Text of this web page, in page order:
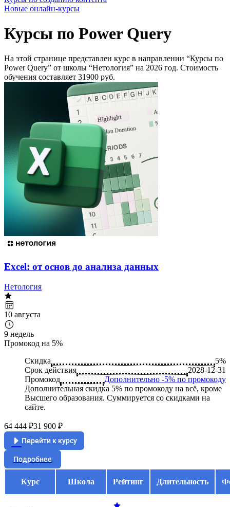
Новые онлайн‑курсы
Курсы по Power Query
На этой странице представлен курс в направлении “Курсы по
Power Query” от школы “Нетология” на 2026 год. Стоимость
обучения составляет 31900 руб.
Excel: от основ до анализа данных
Нетология
10 августа
9 недель
Промокод на 5%
Скидка
5%
Срок действия
2028-12-31
Промокод
Дополнительно -5% по промокоду
Дополнительная скидка 5% по промокоду на всё, кроме
Высшего образования. Суммируется со скидками на
сайте.
64 444 ₽31 900 ₽
Перейти к курсу
Подробнее
Курс Школа Рейтинг Длительность